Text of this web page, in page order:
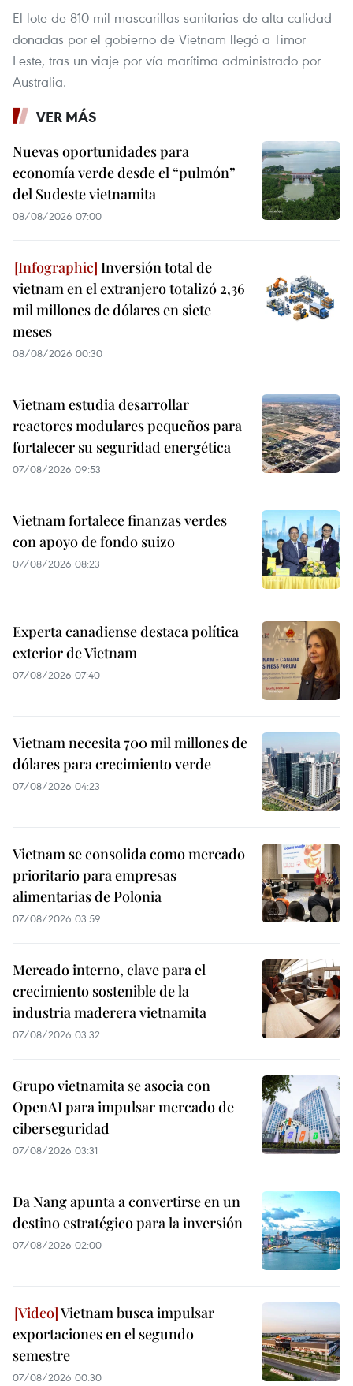
El lote de 810 mil mascarillas sanitarias de alta calidad
donadas por el gobierno de Vietnam llegó a Timor
Leste, tras un viaje por vía marítima administrado por
Australia.
VER MÁS
Nuevas oportunidades para
economía verde desde el “pulmón”
del Sudeste vietnamita
08/08/2026 07:00
Inversión total de
vietnam en el extranjero totalizó 2,36
mil millones de dólares en siete
meses
08/08/2026 00:30
Vietnam estudia desarrollar
reactores modulares pequeños para
fortalecer su seguridad energética
07/08/2026 09:53
Vietnam fortalece finanzas verdes
con apoyo de fondo suizo
07/08/2026 08:23
Experta canadiense destaca política
exterior de Vietnam
07/08/2026 07:40
Vietnam necesita 700 mil millones de
dólares para crecimiento verde
07/08/2026 04:23
Vietnam se consolida como mercado
prioritario para empresas
alimentarias de Polonia
07/08/2026 03:59
Mercado interno, clave para el
crecimiento sostenible de la
industria maderera vietnamita
07/08/2026 03:32
Grupo vietnamita se asocia con
OpenAI para impulsar mercado de
ciberseguridad
07/08/2026 03:31
Da Nang apunta a convertirse en un
destino estratégico para la inversión
07/08/2026 02:00
Vietnam busca impulsar
exportaciones en el segundo
semestre
07/08/2026 00:30